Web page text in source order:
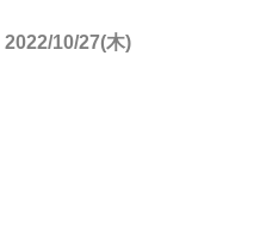
2022/10/27(木)